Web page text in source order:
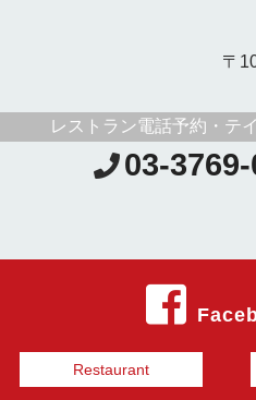
〒
レストラン電話予約・テ
03-
Restaurant